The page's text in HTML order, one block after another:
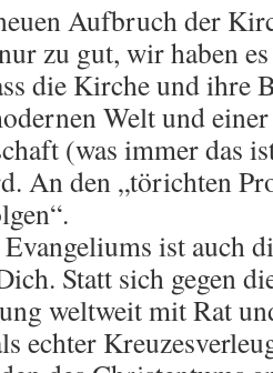
Aufbruch der
zu gut, wir haben
die Kirche und ihre
Welt und
(was immer das
An den „törichten
ist auch
Statt sich gegen
weltweit mit Rat
echter